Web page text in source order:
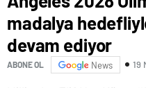
madalya
devam ediyor
ABONE OL News 19